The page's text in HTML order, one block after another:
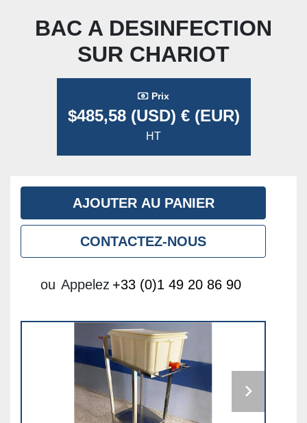
BAC A DESINFECTION
SUR CHARIOT
Prix
$485,58 (USD) € (EUR)
HT
AJOUTER AU PANIER
CONTACTEZ-NOUS
ou Appelez +33 (0)1 49 20 86 90